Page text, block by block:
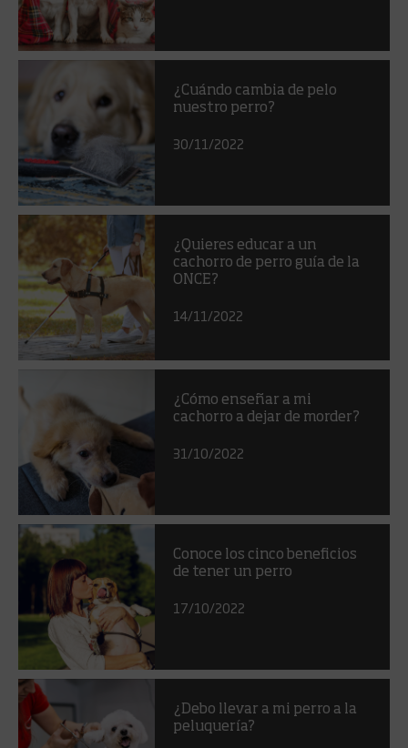
¿Cuándo cambia de pelo
nuestro perro?
30/11/2022
¿Quieres educar a un
cachorro de perro guía de la
ONCE?
14/11/2022
¿Cómo enseñar a mi
cachorro a dejar de morder?
31/10/2022
Conoce los cinco beneficios
de tener un perro
17/10/2022
¿Debo llevar a mi perro a la
peluquería?